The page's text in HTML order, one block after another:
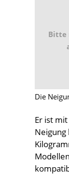
Bitte
Die
Er ist